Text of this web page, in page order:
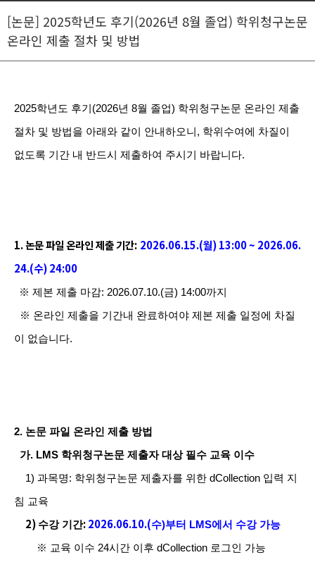
[논문] 2025학년도 후기(2026년 8월 졸업) 학위청구논문
온라인 제출 절차 및 방법
2025학년도 후기 (2026년 8월 졸업) 학위청구논문 온라인 제출
절차 및 방법을 아래와 같이 안내하오니 , 학위수여에 차질이
없도록 기간 내 반드시 제출하여 주시기 바랍니다.
1. 논문 파일 온라인 제출 기간: 2026.06.15.(월) 13:00 ~ 2026.06.
24.(수) 24:00
※ 제본 제출 마감: 2026.07.10.(금) 14:00까지
※ 온라인 제출을 기간내 완료하여야 제본 제출 일정에 차질
이 없습니다.
2. 논문 파일 온라인 제출 방법
가. LMS 학위청구논문 제출자 대상 필수 교육 이수
1) 과목명: 학위청구논문 제출자를 위한 dCollection 입력 지
침 교육
2) 수강 기간:2026.06.10.(수)부터 LMS에서 수강 가능
※ 교육 이수 24시간 이후 dCollection 로그인 가능